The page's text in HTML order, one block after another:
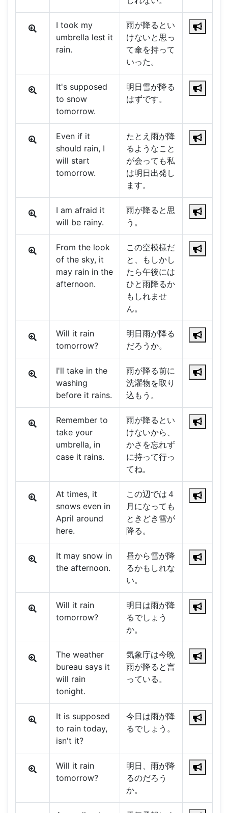
I took my
umbrella lest it
rain.
雨が降るとい
けないと思っ
て傘を持って
いった。
It's supposed
to snow
tomorrow.
明日雪が降る
はずです。
Even if it
should rain, I
will start
tomorrow.
たとえ雨が降
るようなこと
が会っても私
は明日出発し
ます。
I am afraid it
will be rainy.
雨が降ると思
う。
From the look
of the sky, it
may rain in the
afternoon.
この空模様だ
と、もしかし
たら午後には
ひと雨降るか
もしれませ
ん。
Will it rain
tomorrow?
明日雨が降る
だろうか。
I'll take in the
washing
before it rains.
雨が降る前に
洗濯物を取り
込もう。
Remember to
take your
umbrella, in
case it rains.
雨が降るとい
けないから、
かさを忘れず
に持って行っ
てね。
At times, it
snows even in
April around
here.
この辺では４
月になっても
ときどき雪が
降る。
It may snow in
the afternoon.
昼から雪が降
るかもしれな
い。
Will it rain
tomorrow?
明日は雨が降
るでしょう
か。
The weather
bureau says it
will rain
tonight.
気象庁は今晩
雨が降ると言
っている。
It is supposed
to rain today,
isn't it?
今日は雨が降
るでしょう。
Will it rain
tomorrow?
明日、雨が降
るのだろう
か。